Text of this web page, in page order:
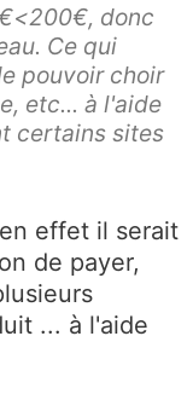
donc
Ce qui
pouvoir choir
etc... à l'aide
certains sites
effet il serait
de payer,
... à l'aide